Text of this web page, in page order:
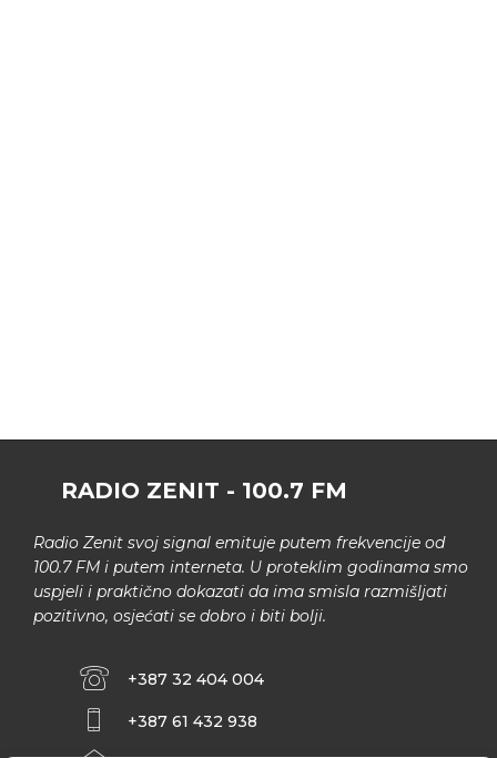
RADIO ZENIT - 100.7 FM
Radio Zenit svoj signal emituje putem frekvencije od
100.7 FM i putem interneta. U proteklim godinama smo
uspjeli i praktično dokazati da ima smisla razmišljati
pozitivno, osjećati se dobro i biti bolji.
+387 32 404 004
+387 61 432 938